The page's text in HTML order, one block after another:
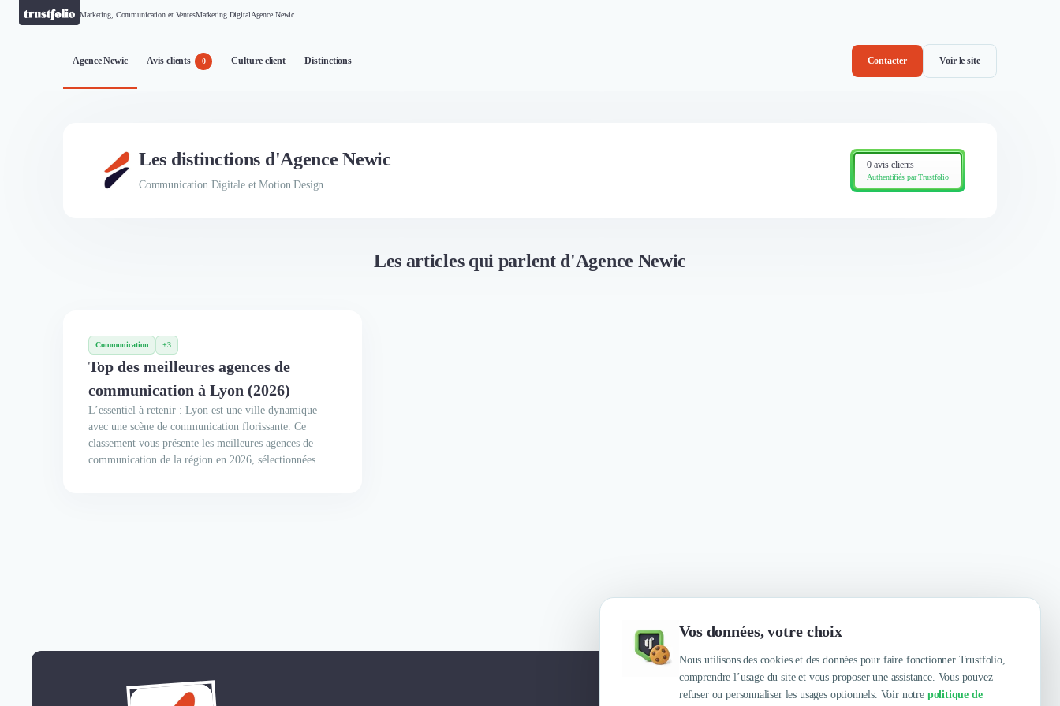
Vos données, votre choix
Nous utilisons des cookies et des données pour faire fonctionner Trustfolio,
comprendre l’usage du site et vous proposer une assistance. Vous pouvez
refuser ou personnaliser les usages optionnels. Voir notre politique de
Marketing, Communication et VentesMarketing DigitalAgence Newic
Contacter Voir le site
Agence Newic Avis clients 0 Culture client Distinctions
Les distinctions d'Agence Newic
Communication Digitale et Motion Design
0 avis clients
Authentifiés par Trustfolio
Les articles qui parlent d'Agence Newic
Communication +3
Top des meilleures agences de
communication à Lyon (2026)
L’essentiel à retenir : Lyon est une ville dynamique
avec une scène de communication florissante. Ce
classement vous présente les meilleures agences de
communication de la région en 2026, sélectionnées